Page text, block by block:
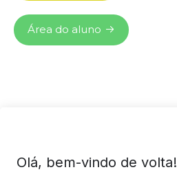
Área do aluno
Olá, bem-vindo de volta!